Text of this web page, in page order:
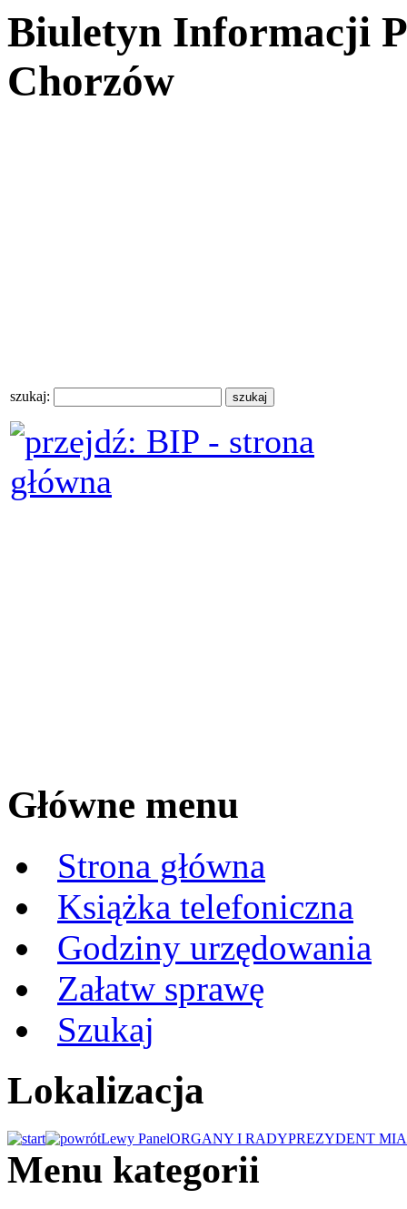
Biuletyn Informacji
Chorzów
szukaj:
Główne menu
Strona główna
Książka telefoniczna
Godziny urzędowania
Załatw sprawę
Szukaj
Lokalizacja
Lewy PanelORGANY I RADYPREZYDENT
Menu kategorii